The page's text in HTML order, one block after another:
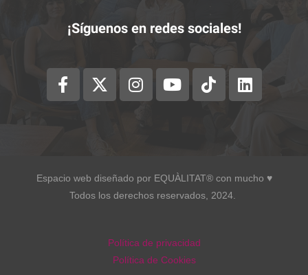
¡Síguenos en redes sociales!
Espacio web diseñado por EQUÀLITAT® con mucho ♥︎
Todos los derechos reservados, 2024.
Política de privacidad
Política de Cookies